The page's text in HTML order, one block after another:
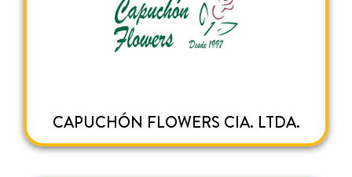
CAPUCHÓN FLOWERS CIA. LTDA.